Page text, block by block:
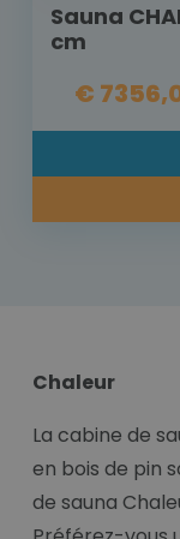
Sauna
cm
€
Chaleur
La cabine de
en bois de pin
de sauna